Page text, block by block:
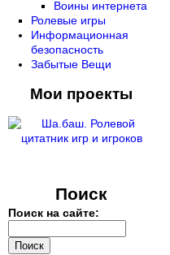
Воины интернета
Ролевые игры
Информационная
безопасность
Забытые Вещи
Мои проекты
Поиск
Поиск на сайте: